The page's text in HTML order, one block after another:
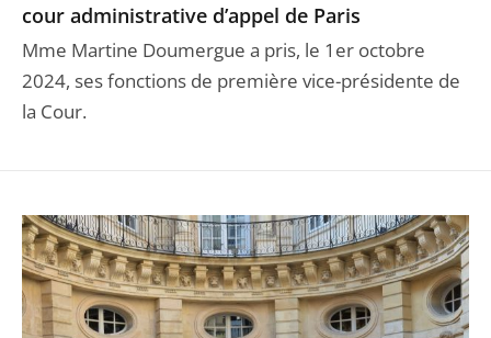
cour administrative d’appel de Paris
Mme Martine Doumergue a pris, le 1er octobre
2024, ses fonctions de première vice-présidente de
la Cour.